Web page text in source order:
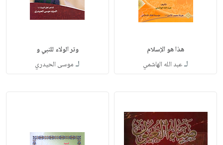
هذا هو الإسلام
لـعبد الله الهاشمي
وتر الولاء للنبي و
لـ موسى الحيدري